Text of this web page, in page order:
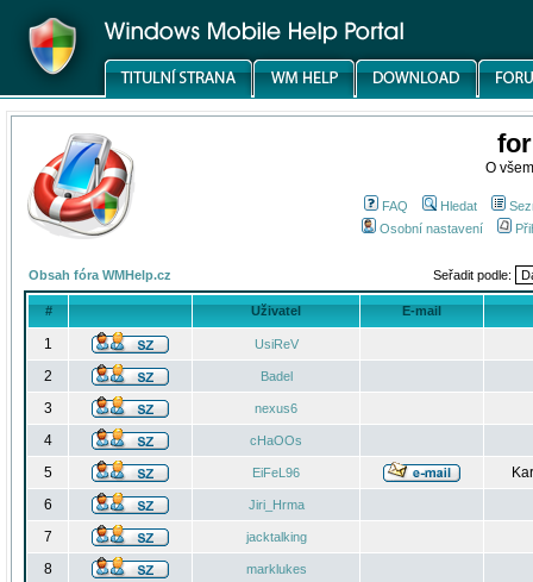
O
FAQ Hledat
Osobní nastavení
Obsah fóra WMHelp.cz Seřadit podle:
# Uživatel E-mail
1 UsiReV
2 Badel
3 nexus6
4 cHaOOs
5 EiFeL96
6
Jiri_Hrma
7 jacktalking
8 marklukes